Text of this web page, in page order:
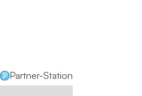
Partner-Station